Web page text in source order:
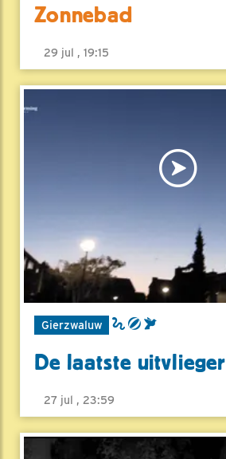
Zonnebad
29 jul , 19:15
Gierzwaluw
De laatste uitvlieger
27 jul , 23:59